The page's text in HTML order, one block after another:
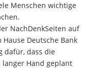
Menschen wichtige
NachDenkSeiten auf
Deutsche Bank
dafür, dass die
langer Hand geplant